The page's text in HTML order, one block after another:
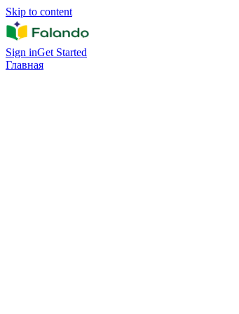
Skip to content
Sign inGet Started
Главная